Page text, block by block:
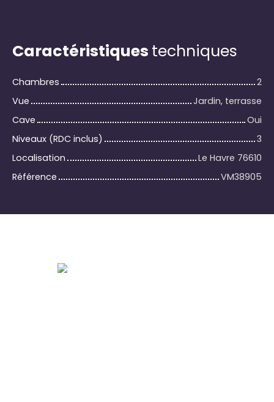
Caractéristiques techniques
Chambres
2
Vue
Jardin, terrasse
Cave
Oui
Niveaux (RDC inclus)
3
Localisation
Le Havre 76610
Référence
VM38905